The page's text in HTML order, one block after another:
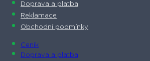
Doprava a platba
Reklamace
Obchodní podmínky
Ceník
Doprava a platba